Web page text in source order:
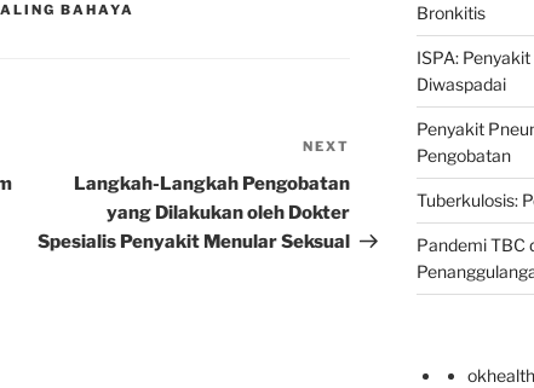
BAHAYA
Post
NEXT
Langkah-Langkah Pengobatan
yang Dilakukan oleh Dokter
Spesialis Penyakit Menular Seksual
Bronkitis
ISPA:
Diwaspadai
Penyakit
Pengobatan
Tuberkulosis:
Pandemi TBC